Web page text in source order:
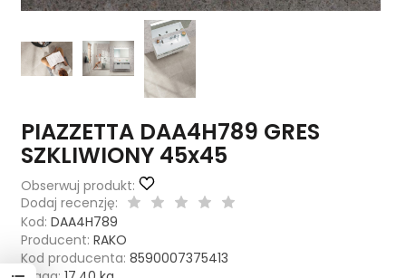
PIAZZETTA DAA4H789 GRES
SZKLIWIONY 45x45
Obserwuj produkt:
Dodaj recenzję:
Kod: DAA4H789
Producent: RAKO
Kod producenta: 8590007375413